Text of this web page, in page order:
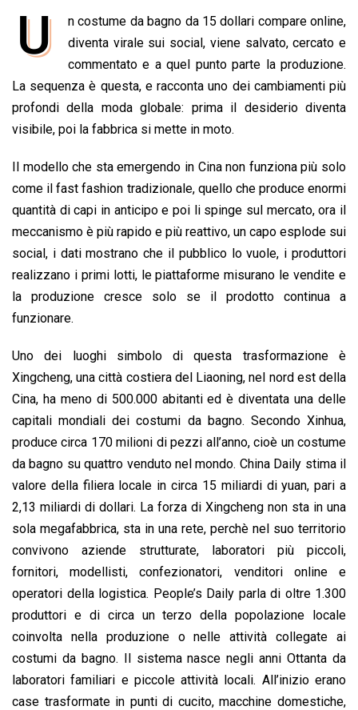
e
o
o
k
a
t
s
A
p
p
n
k
e
d
I
n
r
e
a
d
s
a
i
l
p
y
L
i
n
k
i
n
t
U
n costume da bagno da 15 dollari compare online,
diventa virale sui social, viene salvato, cercato e
commentato e a quel punto parte la produzione.
La sequenza è questa, e racconta uno dei cambiamenti più
profondi della moda globale: prima il desiderio diventa
visibile, poi la fabbrica si mette in moto.
Il modello che sta emergendo in Cina non funziona più solo
come il fast fashion tradizionale, quello che produce enormi
quantità di capi in anticipo e poi li spinge sul mercato, ora il
meccanismo è più rapido e più reattivo, un capo esplode sui
social, i dati mostrano che il pubblico lo vuole, i produttori
realizzano i primi lotti, le piattaforme misurano le vendite e
la produzione cresce solo se il prodotto continua a
funzionare.
Uno dei luoghi simbolo di questa trasformazione è
Xingcheng, una città costiera del Liaoning, nel nord est della
Cina, ha meno di 500.000 abitanti ed è diventata una delle
capitali mondiali dei costumi da bagno. Secondo Xinhua,
produce circa 170 milioni di pezzi all’anno, cioè un costume
da bagno su quattro venduto nel mondo. China Daily stima il
valore della filiera locale in circa 15 miliardi di yuan, pari a
2,13 miliardi di dollari. La forza di Xingcheng non sta in una
sola megafabbrica, sta in una rete, perchè nel suo territorio
convivono aziende strutturate, laboratori più piccoli,
fornitori, modellisti, confezionatori, venditori online e
operatori della logistica. People’s Daily parla di oltre 1.300
produttori e di circa un terzo della popolazione locale
coinvolta nella produzione o nelle attività collegate ai
costumi da bagno. Il sistema nasce negli anni Ottanta da
laboratori familiari e piccole attività locali. All’inizio erano
case trasformate in punti di cucito, macchine domestiche,